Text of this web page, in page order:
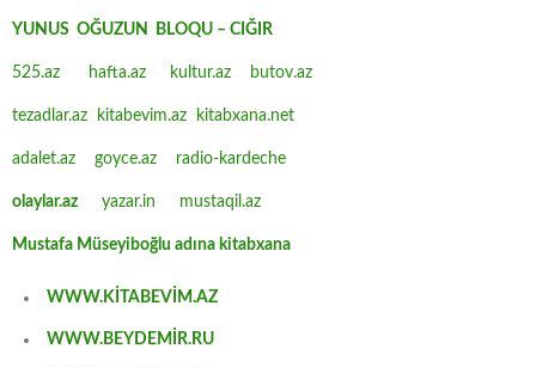
YUNUS OĞUZUN BLOQU – CIĞIR
525.az hafta.az kultur.az butov.az
tezadlar.az kitabevim.az kitabxana.net
adalet.az goyce.az radio-kardeche
olaylar.az yazar.in mustaqil.az
Mustafa Müseyiboğlu adına kitabxana
WWW.KİTABEVİM.AZ
WWW.BEYDEMİR.RU